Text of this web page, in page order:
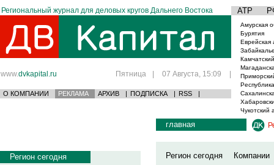
Региональный журнал для деловых кругов Дальнего Востока АТР
www.dvkapital.ru Пятница | 07 Августа, 15:09 |
О КОМПАНИИ РЕКЛАМА АРХИВ | ПОДПИСКА | RSS |
Амурская
Бурятия
Еврейская
Чукотский
Регион сегодня
главная
Регион сегодня
Компании